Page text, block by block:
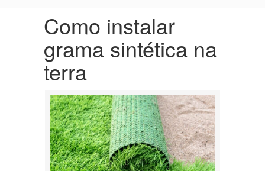
Como instalar
grama sintética na
terra